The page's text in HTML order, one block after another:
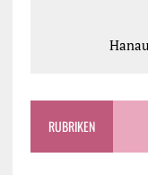
RUBRIKEN